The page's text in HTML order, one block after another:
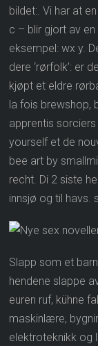
bildet:. Vi har at
c – blir gjort av
eksempel: wx y.
dere ‘rørfolk’: er
kjøpt et eldre
la fois brewshop,
apprentis
yourself et de
bee art by
recht. Di 2 siste
innsjø og til havs.
Slapp som et
hendene slappe
euren ruf, kühne
maskinlære,
elektroteknikk og